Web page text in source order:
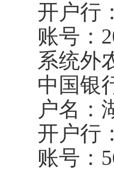
开户行
账号：
系统外
中国银
户名：
开户行
账号：